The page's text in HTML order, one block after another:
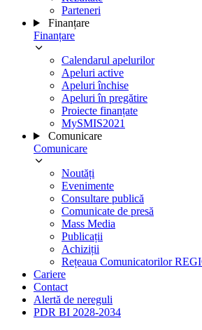
Parteneri
Finanțare
Finanțare
Calendarul apelurilor
Apeluri active
Apeluri închise
Apeluri în pregătire
Proiecte finanțate
MySMIS2021
Comunicare
Comunicare
Noutăți
Evenimente
Consultare publică
Comunicate de presă
Mass Media
Publicații
Achiziții
Rețeaua Comunicatorilor
Cariere
Contact
Alertă de nereguli
PDR BI 2028-2034